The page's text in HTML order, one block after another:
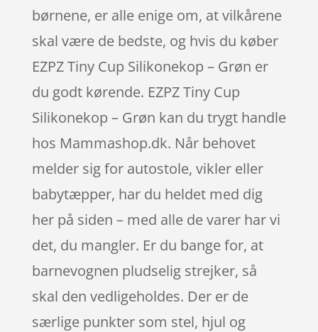
børnene, er alle enige om, at vilkårene
skal være de bedste, og hvis du køber
EZPZ Tiny Cup Silikonekop – Grøn er
du godt kørende. EZPZ Tiny Cup
Silikonekop – Grøn kan du trygt handle
hos Mammashop.dk. Når behovet
melder sig for autostole, vikler eller
babytæpper, har du heldet med dig
her på siden – med alle de varer har vi
det, du mangler. Er du bange for, at
barnevognen pludselig strejker, så
skal den vedligeholdes. Der er de
særlige punkter som stel, hjul og